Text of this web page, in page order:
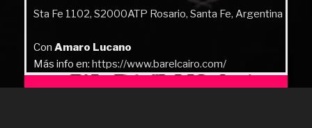
Sta Fe 1102, S2000ATP Rosario, Santa Fe, Argentina
Con Amaro Lucano
Más info en: https://www.barelcairo.com/